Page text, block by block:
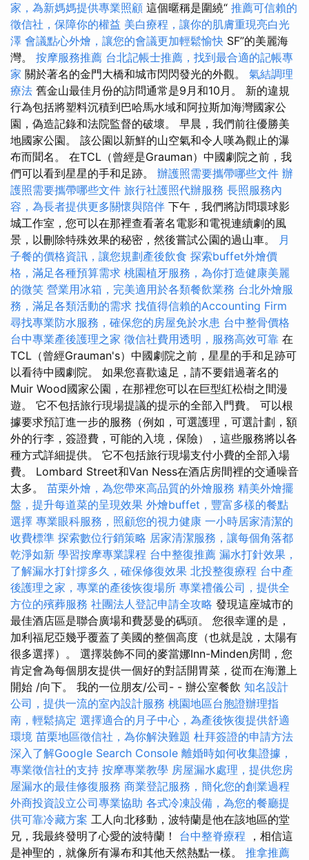
家，為新媽媽提供專業照顧 這個暱稱是圍繞“ 推薦可信賴的
徵信社，保障你的權益 美白療程，讓你的肌膚重現亮白光
澤 會議點心外燴，讓您的會議更加輕鬆愉快 SF”的美麗海
灣。 按摩服務推薦 台北記帳士推薦，找到最合適的記帳專
家 關於著名的金門大橋和城市閃閃發光的外觀。 氣結調理
療法 舊金山最佳月份的訪問通常是9月和10月。 新的違規
行為包括將塑料沉積到巴哈馬水域和阿拉斯加海灣國家公
園，偽造記錄和法院監督的破壞。 早晨，我們前往優勝美
地國家公園。 該公園以新鮮的山空氣和令人嘆為觀止的瀑
布而聞名。 在TCL（曾經是Grauman）中國劇院之前，我
們可以看到星星的手和足跡。 辦護照需要攜帶哪些文件 辦
護照需要攜帶哪些文件 旅行社護照代辦服務 長照服務內
容，為長者提供更多關懷與陪伴 下午，我們將訪問環球影
城工作室，您可以在那裡查看著名電影和電視連續劇的風
景，以刪除特殊效果的秘密，然後嘗試公園的過山車。 月
子餐的價格資訊，讓您規劃產後飲食 探索buffet外燴價
格，滿足各種預算需求 桃園植牙服務，為你打造健康美麗
的微笑 營業用冰箱，完美適用於各類餐飲業務 台北外燴服
務，滿足各類活動的需求 找值得信賴的Accounting Firm
尋找專業防水服務，確保您的房屋免於水患 台中整骨價格
台中專業產後護理之家 徵信社費用透明，服務高效可靠 在
TCL（曾經Grauman's）中國劇院之前，星星的手和足跡可
以看待中國劇院。 如果您喜歡遠足，請不要錯過著名的
Muir Wood國家公園，在那裡您可以在巨型紅松樹之間漫
遊。 它不包括旅行現場提議的提示的全部入門費。 可以根
據要求預訂進一步的服務（例如，可選護理，可選計劃，額
外的行李，簽證費，可能的入境，保險），這些服務將以各
種方式詳細提供。 它不包括旅行現場支付小費的全部入場
費。 Lombard Street和Van Ness在酒店房間裡的交通噪音
太多。 苗栗外燴，為您帶來高品質的外燴服務 精美外燴擺
盤，提升每道菜的呈現效果 外燴buffet，豐富多樣的餐點
選擇 專業眼科服務，照顧您的視力健康 一小時居家清潔的
收費標準 探索數位行銷策略 居家清潔服務，讓每個角落都
乾淨如新 學習按摩專業課程 台中整復推薦 漏水打針效果，
了解漏水打針撐多久，確保修復效果 北投整復療程 台中產
後護理之家，專業的產後恢復場所 專業禮儀公司，提供全
方位的殯葬服務 社團法人登記申請全攻略 發現這座城市的
最佳酒店區是聯合廣場和費瑟曼的碼頭。 您很幸運的是，
加利福尼亞幾乎覆蓋了美國的整個高度（也就是說，太陽有
很多選擇）。 選擇裝飾不同的麥當娜Inn-Minden房間，您
肯定會為每個朋友提供一個好的對話開胃菜，從而在海灘上
開始 /向下。 我的一位朋友/公司- - 辦公室餐飲 知名設計
公司，提供一流的室內設計服務 桃園地區台胞證辦理指
南，輕鬆搞定 選擇適合的月子中心，為產後恢復提供舒適
環境 苗栗地區徵信社，為你解決難題 杜拜簽證的申請方法
深入了解Google Search Console 離婚時如何收集證據，
專業徵信社的支持 按摩專業教學 房屋漏水處理，提供您房
屋漏水的最佳修復服務 商業登記服務，簡化您的創業過程
外商投資設立公司專業協助 各式冷凍設備，為您的餐廳提
供可靠冷藏方案 工人向北移動，波特蘭是他在該地區的堂
兄，我最終發明了心愛的波特蘭！ 台中整脊療程
，相信這
是神聖的，就像所有瀑布和其他天然熱點一樣。 推拿推薦